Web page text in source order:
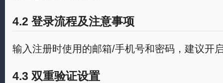
4.2 登录流程及注意事项
输入注册时使用的邮箱/手机号和密码，建议开
4.3 双重验证设置